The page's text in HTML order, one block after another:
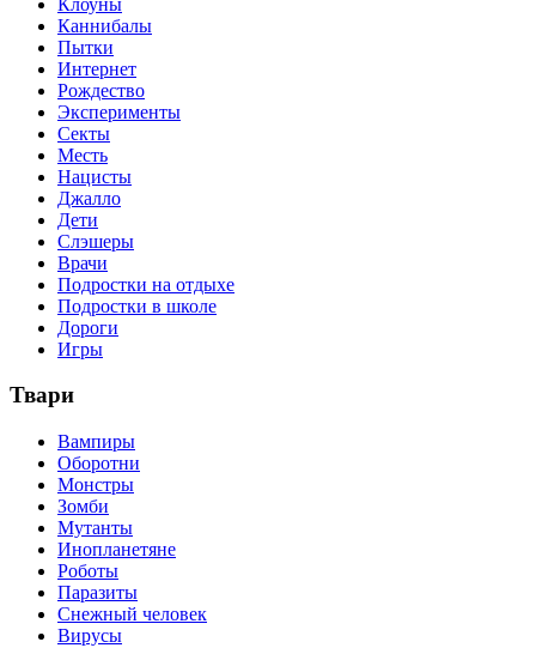
Каннибалы
Пытки
Интернет
Рождество
Эксперименты
Секты
Месть
Нацисты
Джалло
Дети
Слэшеры
Врачи
Подростки на отдыхе
Подростки в школе
Дороги
Игры
Твари
Вампиры
Оборотни
Монстры
Зомби
Мутанты
Инопланетяне
Роботы
Паразиты
Снежный человек
Вирусы